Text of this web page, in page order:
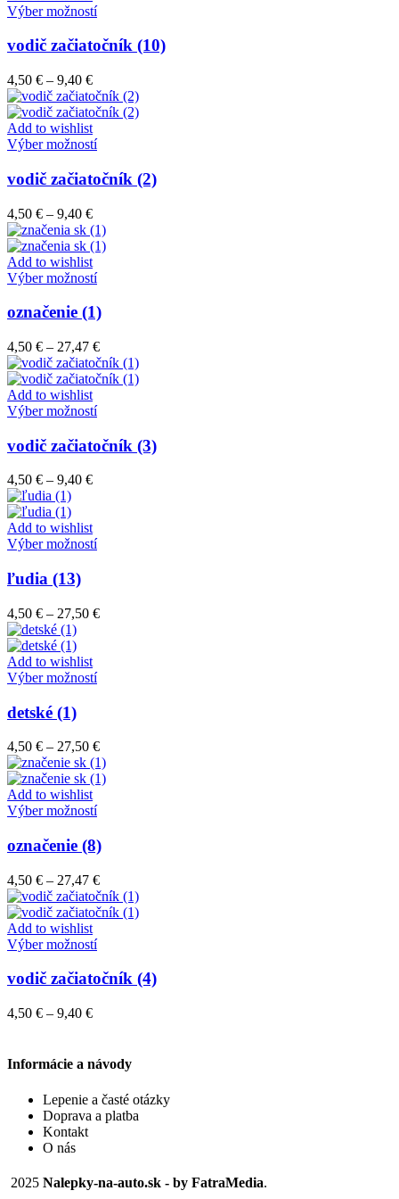
vybrať
na
stránke
produktu.
9,40 €
Výber možnostíTento
má
Možnosti
si
môžete
vybrať
na
stránke
produktu.
vodič začiatočník (10)
4,50 € – 9,40 €Price
range:
4,50 €
through
9,40 €
Add to wishlist
Výber možnostíTento
má
viacero
Možnosti
si
môžete
vybrať
na
stránke
produktu.
vodič začiatočník (2)
4,50 € – 9,40 €Price
range:
4,50 €
through
9,40 €
Add to wishlist
Výber možnostíTento
má
viacero
variantov.
Možnosti
si
môžete
vybrať
na
stránke
produktu.
označenie (1)
4,50 € – 27,47 €Price
range:
4,50 €
Add to wishlist
Výber možnostíTento
má
viacero
vybrať
na
vodič začiatočník (3)
4,50 € – 9,40 €Price
through
9,40 €
Add to wishlist
Výber možnostíTento
variantov.
Možnosti
vybrať
na
ľudia (13)
4,50 € – 27,50 €Price
Add to wishlist
Výber možnostíTento
variantov.
Možnosti
si
môžete
vybrať
na
stránke
produktu.
detské (1)
4,50 € – 27,50 €Price
range:
4,50 €
Add to wishlist
Výber možnostíTento
má
viacero
variantov.
Možnosti
si
môžete
vybrať
na
stránke
produktu.
označenie (8)
4,50 € – 27,47 €Price
range:
4,50 €
Add to wishlist
Výber možnostíTento
má
môžete
vybrať
stránke
produktu.
vodič začiatočník (4)
4,50 € – 9,40 €Price
through
9,40 €
Informácie a návody
Lepenie a časté otázky
Doprava a platba
Kontakt
O nás
2025 Nalepky-na-auto.sk - by FatraMedia.